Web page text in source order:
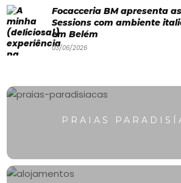
Sun7
Falem
💬
Focacceria BM apresenta
Sessions com ambiente
em Belém
03/06/2026
PRAIAS